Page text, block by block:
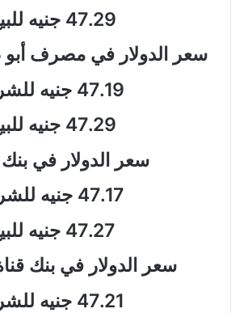
47.29 جنيه للبيع.
سعر الدولار في مصرف أبو
47.19 جنيه للشراء.
47.29 جنيه للبيع.
سعر الدولار في بنك
47.17 جنيه للشراء.
47.27 جنيه للبيع.
سعر الدولار في بنك
47.21 جنيه للشراء.